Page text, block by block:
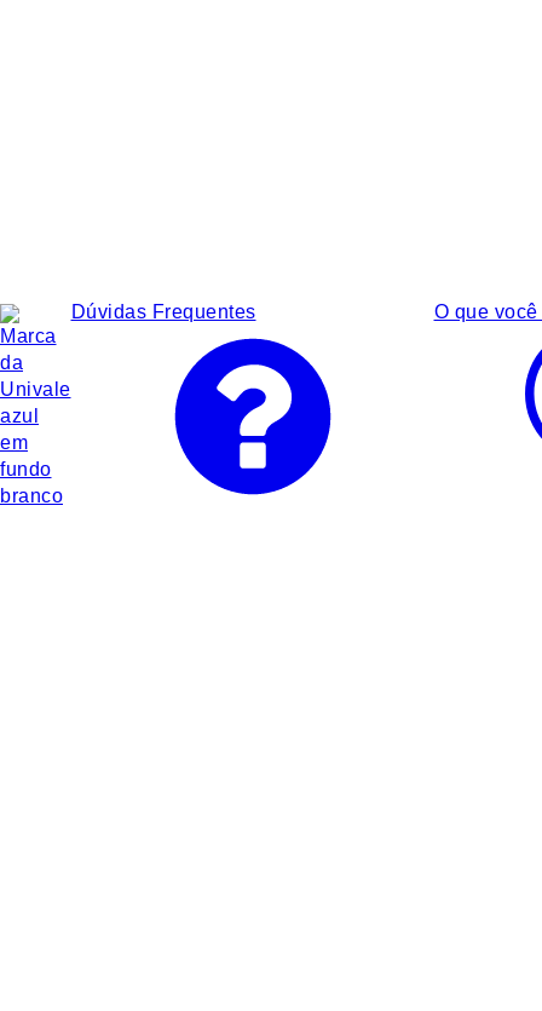
Dúvidas Frequentes O que